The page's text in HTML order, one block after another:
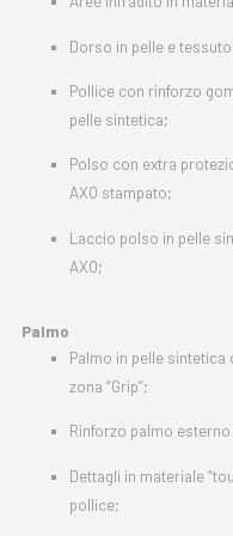
Dorso in pelle e
Pollice con rinforzo
pelle sintetica;
Polso con extra
AXO stampato;
Laccio polso in pelle
AXO;
Palmo
Palmo in pelle
zona “Grip”;
Rinforzo palmo
Dettagli in materiale
pollice;